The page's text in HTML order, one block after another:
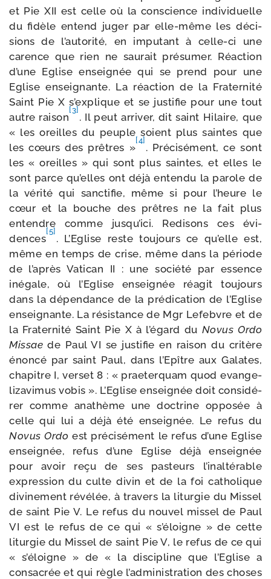
et Pie XII est celle où la conscience indi­vi­duelle
du fidèle entend juger par elle-​même les déci­
sions de l’autorité, en impu­tant à celle-​ci une
carence que rien ne sau­rait pré­su­mer. Réaction
d’une Eglise ensei­gnée qui se prend pour une
Eglise ensei­gnante. La réac­tion de la Fraternité
Saint Pie X s’explique et se jus­ti­fie pour une tout
autre rai­son
[3]
. Il peut arri­ver, dit saint Hilaire, que
« les oreilles du peuple soient plus saintes que
les cœurs des prêtres »
[4]
. Précisément, ce sont
les « oreilles » qui sont plus saintes, et elles le
sont parce qu’elles ont déjà enten­du la parole de
la véri­té qui sanc­ti­fie, même si pour l’heure le
cœur et la bouche des prêtres ne la fait plus
entendre comme jusqu’ici. Redisons ces évi­
dences
[5]
. L’Eglise reste tou­jours ce qu’elle est,
même en temps de crise, même dans la période
de l’après Vatican II : une socié­té par essence
inégale, où l’Eglise ensei­gnée réagit tou­jours
dans la dépen­dance de la pré­di­ca­tion de l’Eglise
ensei­gnante. La résis­tance de Mgr Lefebvre et de
la Fraternité Saint Pie X à l’égard du Novus Ordo
Missae de Paul VI se jus­ti­fie en rai­son du cri­tère
énon­cé par saint Paul, dans l’Epître aux Galates,
cha­pitre I, ver­set 8 : « prae­ter­quam quod evan­ge­
li­za­vi­mus vobis ». L’Eglise ensei­gnée doit consi­dé­
rer comme ana­thème une doc­trine oppo­sée à
celle qui lui a déjà été ensei­gnée. Le refus du
Novus Ordo est pré­ci­sé­ment le refus d’une Eglise
ensei­gnée, refus d’une Eglise déjà ensei­gnée
pour avoir reçu de ses pas­teurs l’inaltérable
expres­sion du culte divin et de la foi catho­lique
divi­ne­ment révé­lée, à tra­vers la litur­gie du Missel
de saint Pie V. Le refus du nou­vel mis­sel de Paul
VI est le refus de ce qui « s’éloigne » de cette
litur­gie du Missel de saint Pie V, le refus de ce qui
« s’éloigne » de « la dis­ci­pline que l’Eglise a
consa­crée et qui règle l’administration des choses